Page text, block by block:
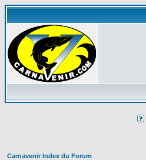
Carnavenir Index du Forum